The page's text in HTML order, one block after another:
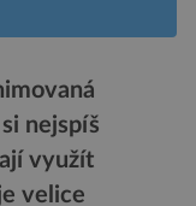
nejspíš
využít
velice